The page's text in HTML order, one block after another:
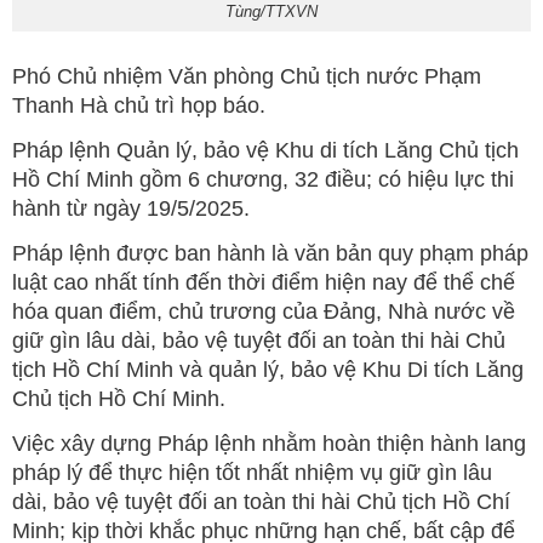
Tùng/TTXVN
Phó Chủ nhiệm Văn phòng Chủ tịch nước Phạm
Thanh Hà chủ trì họp báo.
Pháp lệnh Quản lý, bảo vệ Khu di tích Lăng Chủ tịch
Hồ Chí Minh gồm 6 chương, 32 điều; có hiệu lực thi
hành từ ngày 19/5/2025.
Pháp lệnh được ban hành là văn bản quy phạm pháp
luật cao nhất tính đến thời điểm hiện nay để thể chế
hóa quan điểm, chủ trương của Đảng, Nhà nước về
giữ gìn lâu dài, bảo vệ tuyệt đối an toàn thi hài Chủ
tịch Hồ Chí Minh và quản lý, bảo vệ Khu Di tích Lăng
Chủ tịch Hồ Chí Minh.
Việc xây dựng Pháp lệnh nhằm hoàn thiện hành lang
pháp lý để thực hiện tốt nhất nhiệm vụ giữ gìn lâu
dài, bảo vệ tuyệt đối an toàn thi hài Chủ tịch Hồ Chí
Minh; kịp thời khắc phục những hạn chế, bất cập để